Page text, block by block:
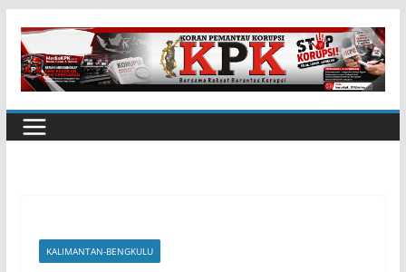
content
KALIMANTAN-BENGKULU